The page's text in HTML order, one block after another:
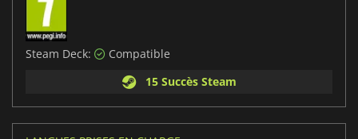
Steam Deck:
Compatible
15 Succès Steam